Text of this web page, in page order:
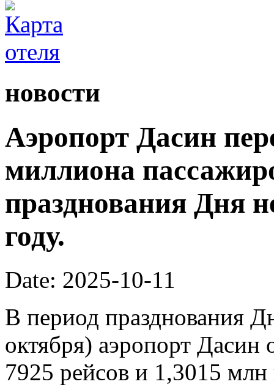
новости
Аэропорт Дасин
миллиона
празднования Дня
году.
Date: 2025-10-11
В период празднования
октября) аэропорт
7925 рейсов и 1,3015